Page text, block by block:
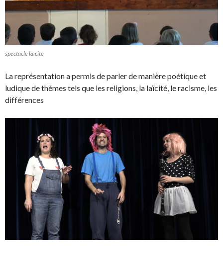
spectacle laïcité
La représentation a permis de parler de manière poétique et
ludique de thèmes tels que les religions, la laïcité, le racisme, les
différences